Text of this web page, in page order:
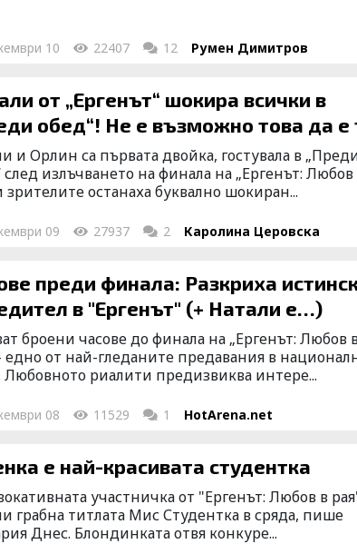
10 22407 12 Румен Димитров
от „Ергенът“ шокира всички в
обед“! Не е възможно това да е
и Орлин са първата двойка, гостувала в
след излъчването на финала на „Ергенът: Любов
зрителите останаха буквално шокиран...
09 27937 2 Каролина Церовска
преди финала: Разкриха
в "Ергенът" (+ Натали е…)
броени часове до финала на „Ергенът: Любов
едно от най-гледаните предавания в
Любовното риалити предизвиква интере...
08 11529 1 HotArena.net
е най-красивата студентка
участничка от "Ергенът: Любов в
грабна титлата Мис Студентка в сряда, пише
Днес. Блондинката отвя конкуре...